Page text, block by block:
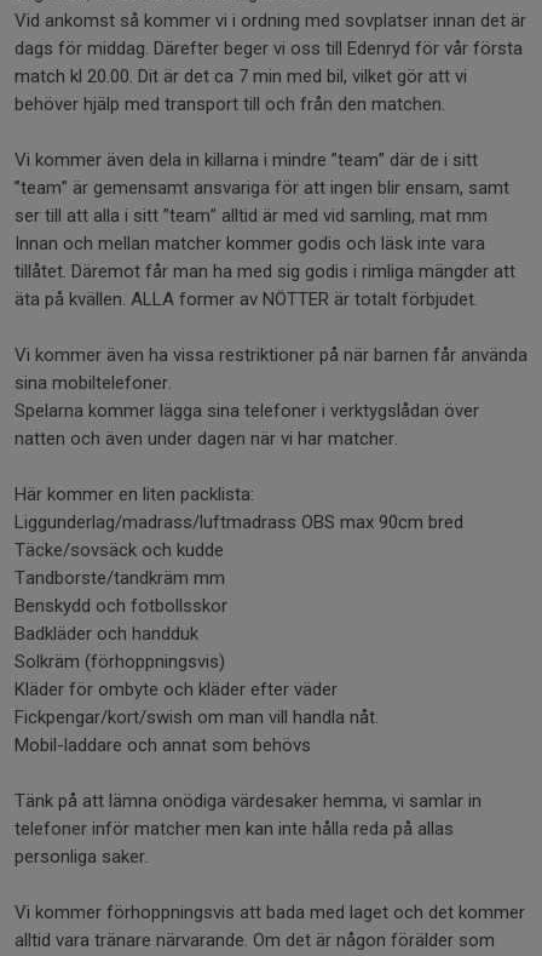
Vid ankomst så kommer vi i ordning med sovplatser innan det är
dags för middag. Därefter beger vi oss till Edenryd för vår första
match kl 20.00. Dit är det ca 7 min med bil, vilket gör att vi
behöver hjälp med transport till och från den matchen.
Vi kommer även dela in killarna i mindre ”team” där de i sitt
”team” är gemensamt ansvariga för att ingen blir ensam, samt
ser till att alla i sitt ”team” alltid är med vid samling, mat mm
Innan och mellan matcher kommer godis och läsk inte vara
tillåtet. Däremot får man ha med sig godis i rimliga mängder att
äta på kvällen. ALLA former av NÖTTER är totalt förbjudet.
Vi kommer även ha vissa restriktioner på när barnen får använda
sina mobiltelefoner.
Spelarna kommer lägga sina telefoner i verktygslådan över
natten och även under dagen när vi har matcher.
Här kommer en liten packlista:
Liggunderlag/madrass/luftmadrass OBS max 90cm bred
Täcke/sovsäck och kudde
Tandborste/tandkräm mm
Benskydd och fotbollsskor
Badkläder och handduk
Solkräm (förhoppningsvis)
Kläder för ombyte och kläder efter väder
Fickpengar/kort/swish om man vill handla nåt.
Mobil-laddare och annat som behövs
Tänk på att lämna onödiga värdesaker hemma, vi samlar in
telefoner inför matcher men kan inte hålla reda på allas
personliga saker.
Vi kommer förhoppningsvis att bada med laget och det kommer
alltid vara tränare närvarande. Om det är någon förälder som